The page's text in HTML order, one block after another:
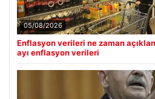
05/08/2026
Enflasyon verileri ne zaman
ayı enflasyon verileri